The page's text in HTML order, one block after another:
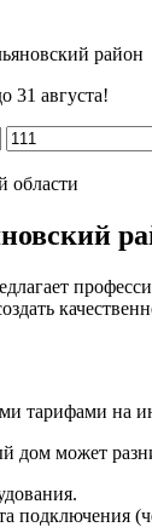
район
31 августа!
области
тарифами на
дом может
подключения